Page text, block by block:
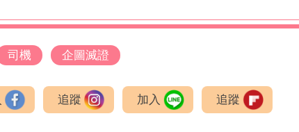
司機 企圖滅證
追蹤 加入 追蹤